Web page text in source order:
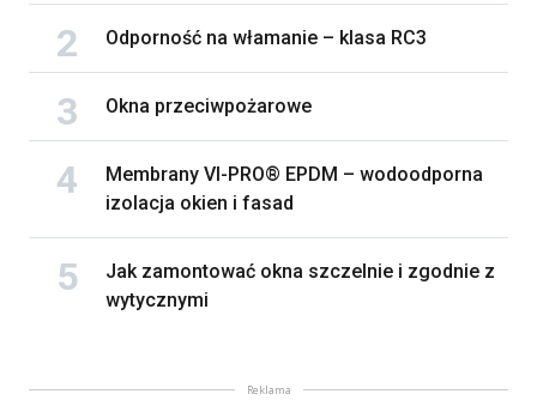
Odporność na włamanie – klasa RC3
Okna przeciwpożarowe
Membrany VI-PRO® EPDM – wodoodporna
izolacja okien i fasad
Jak zamontować okna szczelnie i zgodnie z
wytycznymi
Reklama